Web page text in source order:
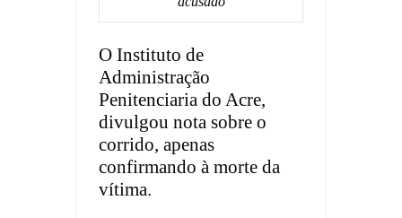
O Instituto de
Administração
Penitenciaria do Acre,
divulgou nota sobre o
corrido, apenas
confirmando à morte da
vítima.